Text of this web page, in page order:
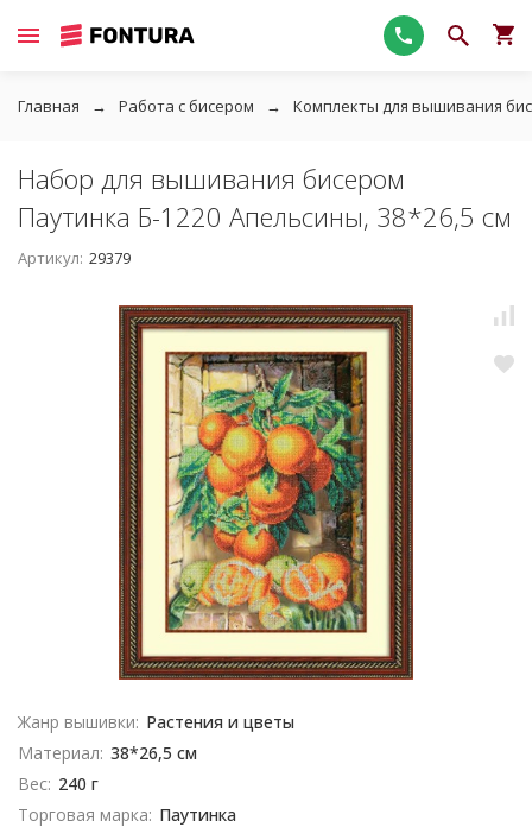
Главная Работа с бисером Комплекты для вышивания
Набор для вышивания бисером
Паутинка Б-1220 Апельсины, 38*26,5 см
Артикул: 29379
Жанр вышивки: Растения и цветы
Материал: 38*26,5 см
Вес: 240 г
Торговая марка: Паутинка